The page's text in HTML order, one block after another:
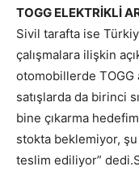
TOGG ELEKTRİKLİ
Sivil tarafta ise
çalışmalara ilişkin
otomobillerde TOGG
satışlarda da birinci
bine çıkarma
stokta beklemiyor,
teslim ediliyor”